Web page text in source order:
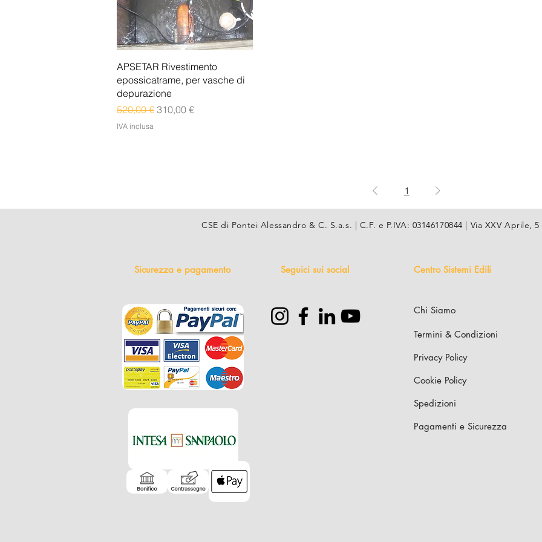
Vista rapida
APSETAR Rivestimento
epossicatrame, per vasche di
depurazione
Prezzo regolare
520,00 € Prezzo scontato
310,00 €
IVA inclusa
1
CSE di Pontei Alessandro & C. S.a.s. | C.F. e P.IVA: 03146170844 | Via XXV Aprile,
Sicurezza e pagamento Seguici sui social Centro Sistemi Edili
Chi Siamo
Termini & Condizioni
Privacy Policy
Cookie Policy
Spedizioni
Pagamenti e Sicurezza